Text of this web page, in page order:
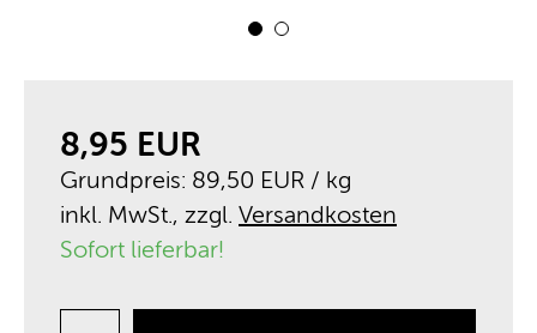
8,95 EUR
Grundpreis: 89,50 EUR / kg
inkl. MwSt., zzgl. Versandkosten
Sofort lieferbar!